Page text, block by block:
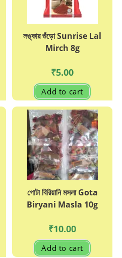
লঙ্কার গুঁড়ো Sunrise Lal
Mirch 8g
₹5.00
Add to cart
গোটা বিরিয়ানি মসলা Gota
Biryani Masla 10g
₹10.00
Add to cart